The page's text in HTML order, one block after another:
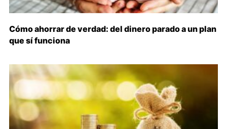
Cómo ahorrar de verdad: del dinero parado a un plan
que sí funciona